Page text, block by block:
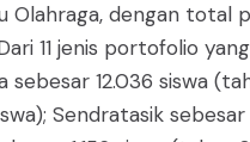
dengan total
11 jenis portofolio
12.036 siswa
Sendratasik sebesar